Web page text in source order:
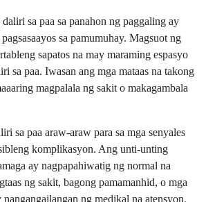
sa paa sa panahon ng paggaling ay
sa pamumuhay. Magsuot ng
sapatos na may maraming espasyo
sa paa. Iwasan ang mga mataas na takong
magpalala ng sakit o makagambala
sa paa araw-araw para sa mga senyales
komplikasyon. Ang unti-unting
ay nagpapahiwatig ng normal na
ng sakit, bagong pamamanhid, o mga
ng medikal na atensyon.